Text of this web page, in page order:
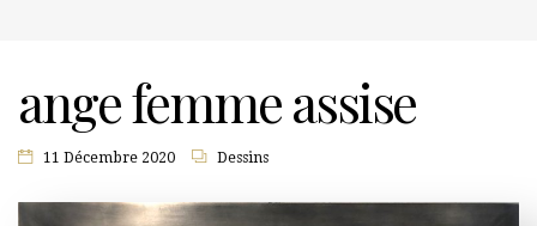
ange femme assise
11 Décembre 2020 Dessins